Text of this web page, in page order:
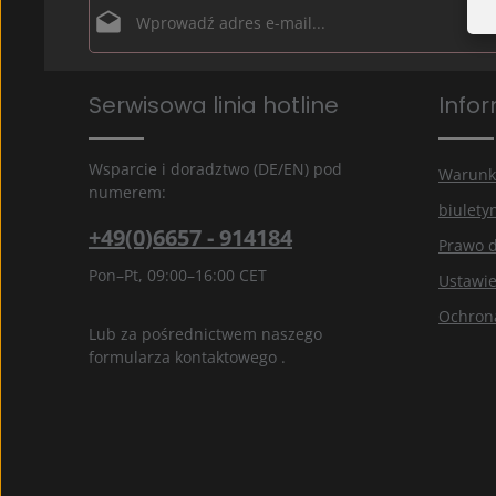
Wybierając kontynuuj potwierdzasz, że
Pola oznaczone gwiazdką (*) są polami obowiązkowymi.
Serwisowa linia hotline
Wsparcie i doradztwo (DE/EN) pod
numerem:
+49(0)6657 - 914184
Pon–Pt, 09:00–16:00 CET
Lub za pośrednictwem naszego
formularza kontaktowego .
Prawo